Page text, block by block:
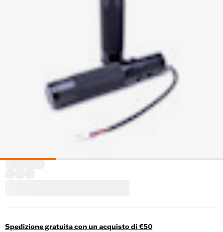
Spedizione gratuita con un acquisto di €50